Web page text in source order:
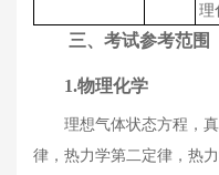
理
三、 考试参考范围
1.物理化学
理想气体状态方程，
律，热力学第二定律，热